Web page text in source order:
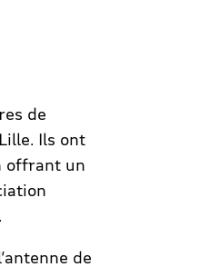
de
Ils ont
offrant un
de